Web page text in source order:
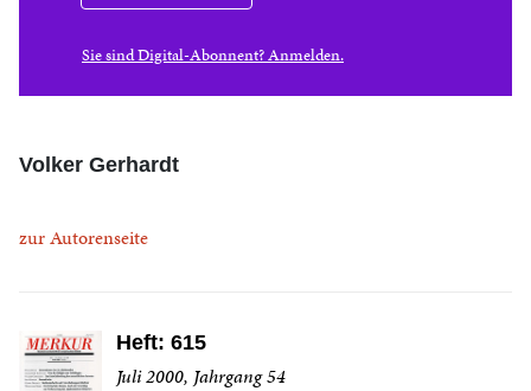
Sie sind Digital-Abonnent? Anmelden.
Volker Gerhardt
zur Autorenseite
Heft: 615
Juli 2000, Jahrgang 54